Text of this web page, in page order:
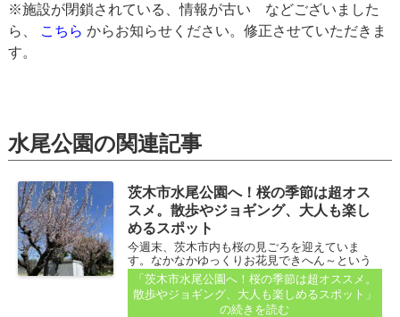
※施設が閉鎖されている、情報が古い などございました
ら、 こちら からお知らせください。修正させていただきま
す。
水尾公園の関連記事
茨木市水尾公園へ！桜の季節は超オス
スメ。散歩やジョギング、大人も楽し
めるスポット
今週末、茨木市内も桜の見ごろを迎えていま
す。なかなかゆっくりお花見できへん～という
人も、外を歩くとあちこちで桜を楽しめるの
も、茨木のイイところかななんて思いながら歩
いています...
「茨木市水尾公園へ！桜の季節は超オススメ。
散歩やジョギング、大人も楽しめるスポット」
の続きを読む